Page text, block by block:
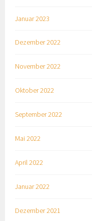
Januar 2023
Dezember 2022
November 2022
Oktober 2022
September 2022
Mai 2022
April 2022
Januar 2022
Dezember 2021